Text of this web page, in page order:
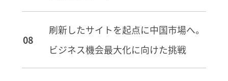
刷新したサイトを起点に中国市場へ。
ビジネス機会最大化に向けた挑戦